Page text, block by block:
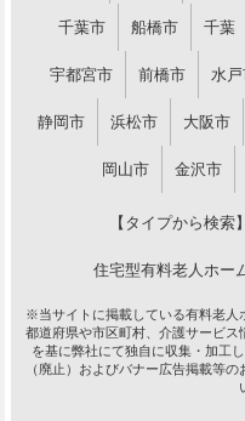
千葉市 船橋市 千葉
宇都宮市 前橋市 水
静岡市 浜松市 大阪市
岡山市 金沢市
【タイプから検索】
住宅型有料老人ホー
※当サイトに掲載している有料老人
都道府県や市区町村、介護サービス
を基に弊社にて独自に収集・加工
（廃止）およびバナー広告掲載等の